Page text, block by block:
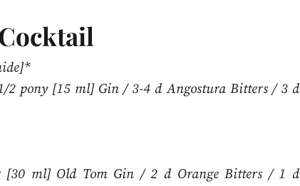
2 pony [15 ml] Gin / 3-4 d Angostura Bitters / 3 d
ml] Old Tom Gin / 2 d Orange Bitters / 1 d